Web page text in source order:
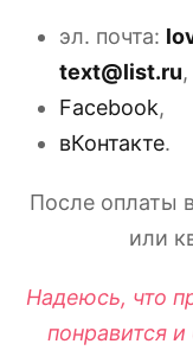
эл. почта:
text@list.ru,
Facebook,
вКонтакте.
После оплаты
или
Надеюсь, что
понравится